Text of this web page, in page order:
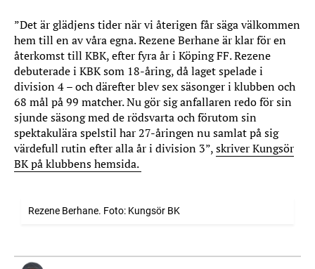
”Det är glädjens tider när vi återigen får säga välkommen
hem till en av våra egna. Rezene Berhane är klar för en
återkomst till KBK, efter fyra år i Köping FF. Rezene
debuterade i KBK som 18-åring, då laget spelade i
division 4 – och därefter blev sex säsonger i klubben och
68 mål på 99 matcher. Nu gör sig anfallaren redo för sin
sjunde säsong med de rödsvarta och förutom sin
spektakulära spelstil har 27-åringen nu samlat på sig
värdefull rutin efter alla år i division 3”,skriver Kungsör
BK på klubbens hemsida.
Rezene Berhane. Foto: Kungsör BK